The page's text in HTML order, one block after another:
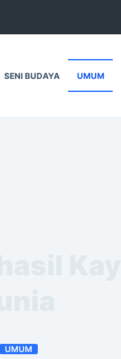
SENI BUDAYA UMUM
UMUM